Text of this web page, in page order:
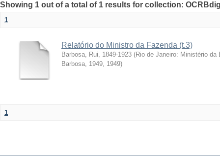
Showing 1 out of a total of 1 results for collection:
1
Relatório do Ministro da Fazenda (t.3)
Barbosa, Rui, 1849-1923 (Rio de Janeiro: Ministério
Barbosa, 1949, 1949)
1